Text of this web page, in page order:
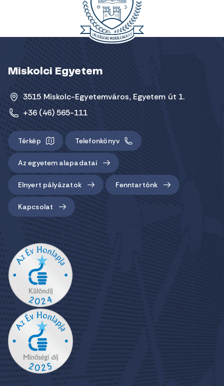
Miskolci Egyetem
3515 Miskolc-Egyetemváros, Egyetem út 1.
+36 (46) 565-111
Térkép Telefonkönyv
Az egyetem alapadatai
Elnyert pályázatok Fenntartónk
Kapcsolat